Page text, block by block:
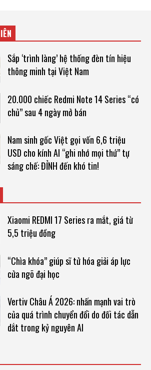
Sắp ‘trình làng’ hệ thống đèn tín hiệu
thông minh tại Việt Nam
20.000 chiếc Redmi Note 14 Series “có
chủ” sau 4 ngày mở bán
Nam sinh gốc Việt gọi vốn 6,6 triệu
USD cho kính AI “ghi nhớ mọi thứ” tự
sáng chế: ĐỈNH đến khó tin!
Xiaomi REDMI 17 Series ra mắt, giá từ
5,5 triệu đồng
“Chìa khóa” giúp sĩ tử hóa giải áp lực
cửa ngõ đại học
Vertiv Châu Á 2026: nhấn mạnh vai trò
của quá trình chuyển đổi do đối tác dẫn
dắt trong kỷ nguyên AI